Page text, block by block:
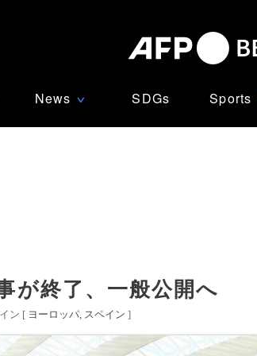
News ∨ SDGs Sports
が終了、一般公開へ
ン [ ヨーロッパ スペイン ]